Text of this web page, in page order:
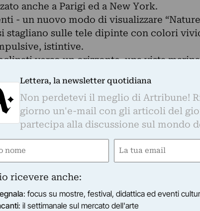
anche a Parigi ed a New York.
- un nuovo modo di visualizzare “Nature
stagliano sulle tele dipinte con colori
istintive.
verso un orizzonte, una vista
dei grattacieli.
spesso sono di spalle davanti al
rammentano le Demoiselles di Puvis de
vanitoso di toccarsi o raccogliersi i
nei lavori di Beretta, la cui
ai soggetti affettivi, o meglio alle
osservare con l’occhio dell’uomo e
ben si presta alla scelta di uno stile
Lettera, la newsletter quotidiana
Non perdetevi il meglio di Artribune!
giorno un'e-mail con gli articoli del
partecipa alla discussione sul mondo
Email
ricevere anche:
: focus su mostre, festival, didattica ed eventi
: il settimanale sul mercato dell'arte